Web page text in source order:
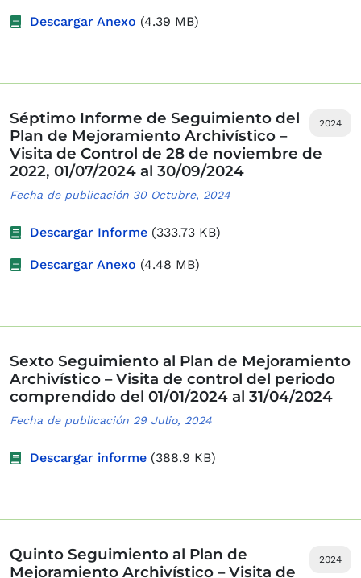
Descargar Anexo (4.39 MB)
2024
Séptimo Informe de Seguimiento del
Plan de Mejoramiento Archivístico –
Visita de Control de 28 de noviembre de
2022, 01/07/2024 al 30/09/2024
Fecha de publicación 30 Octubre, 2024
Descargar Informe (333.73 KB)
Descargar Anexo (4.48 MB)
Sexto Seguimiento al Plan de Mejoramiento
Archivístico – Visita de control del periodo
comprendido del 01/01/2024 al 31/04/2024
Fecha de publicación 29 Julio, 2024
Descargar informe (388.9 KB)
2024
Quinto Seguimiento al Plan de
Mejoramiento Archivístico – Visita de